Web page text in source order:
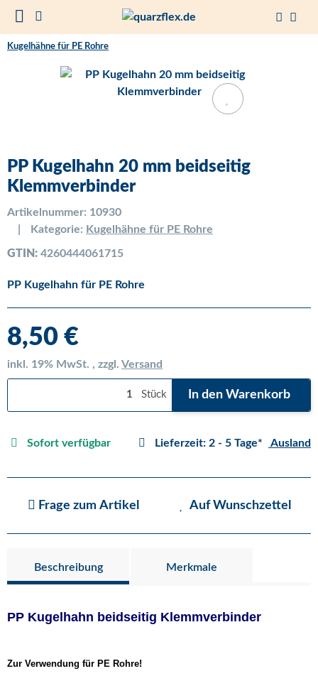
Kugelhähne für PE Rohre
PP Kugelhahn 20 mm beidseitig
Klemmverbinder
Artikelnummer: 10930
Kategorie: Kugelhähne für PE Rohre
GTIN: 4260444061715
PP Kugelhahn für PE Rohre
8,50 €
inkl. 19% MwSt. , zzgl. Versand
Stück In den Warenkorb
Sofort verfügbar Lieferzeit: 2 - 5 Tage* Ausland
Frage zum Artikel Auf Wunschzettel
Beschreibung Merkmale
PP Kugelhahn beidseitig Klemmverbinder
Zur Verwendung für PE Rohre!